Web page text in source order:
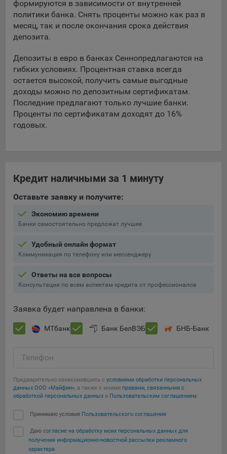
5.4. Создание и предоставление персонализированной
рекламы пользователю.
применяемые при регистрации либо входе в систему, или
для оставления отзыва либо комментария. Данные файлы
cookie используются в целях обеспечения корректной
работы сайтов и полноценного использования его
функционала пользователем, не могут быть отключены в
системах. Вместе с тем, пользователь может настроить
браузер, чтобы он блокировал такие файлы сookie или
уведомлял пользователя об их использовании — но в таком
используются для обеспечения работы некоторых
предпочтений пользователя, в том числе имени
пользователя или выбора языка, и для предотвращения
повторных прохождений опросов пользователями.
пользователей с сайтом.
контента. Данные файлы cookie собирают информацию о
выборе пользователя на сайте и его предпочтениях и
выбранном пользователем городе и других местных
настраивать сайт.
Яндекс.Метрика, Google Analytics. Данные файлы cookie
использовал сайты, и позволяют Обществу вносить в них
улучшения.
сайта Общества посещаются чаще всего, помогают
выявлять трудности, возникающие при использовании
сайта, а также позволяют оценить эффективность
рекламы. Благодаря этому у Общества есть возможность
Сохранить мои изменения
Сохранить по умолчанию
формируются в зависимости от внутренней
политики банка. Снять проценты можно как раз в
месяц, так и после окончания срока действия
депозита.
Депозиты в евро в банках Сеннопредлагаются на
гибких условиях. Процентная ставка всегда
остается высокой, получить самые выгодные
доходы можно по депозитным сертификатам.
Последние предлагают только лучшие банки.
Проценты по сертификатам доходят до 16%
годовых.
Кредит наличными за 1 минуту
Оставьте заявку и получите:
Экономию времени
Банки самостоятельно предложат лучшее
Удобный онлайн формат
Коммуникация по телефону или мессенджеру
Ответы на все вопросы
Консультация по всем аспектам кредита от профессионалов
Заявка будет направлена в банки:
МТбанк Банк БелВЭБ БНБ-Банк
Телефон
Предварительно ознакомившись с условиями обработки персональных
данных ООО «Майфин», а также с моими правами, связанными с
обработкой персональных данных и Пользовательским соглашением:
Принимаю условия Пользовательского соглашения
Даю согласие на обработку моих персональных данных для
получения информационно-новостной рассылки рекламного
характера